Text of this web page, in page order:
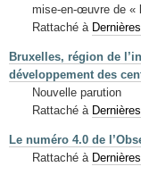
mise-en-œuvre de «
Rattaché à
Bruxelles, région de
développement des
Nouvelle parution
Rattaché à
Le numéro 4.0 de
Rattaché à